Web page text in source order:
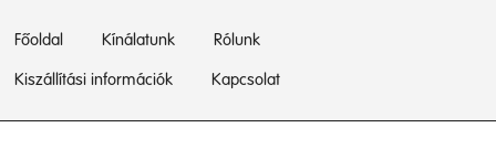
Főoldal Kínálatunk Rólunk
Kiszállítási információk Kapcsolat